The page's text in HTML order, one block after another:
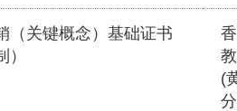
（关键概念）基础证书
）
(